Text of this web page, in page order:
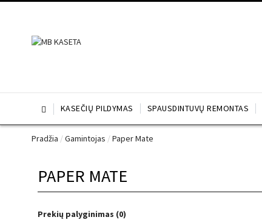
 KASEČIŲ PILDYMAS SPAUSDINTUVŲ REMONTAS
Pradžia /Gamintojas /Paper Mate
PAPER MATE
Prekių palyginimas (0)